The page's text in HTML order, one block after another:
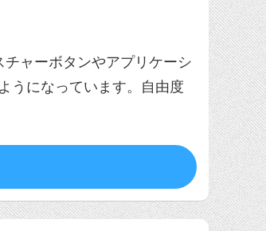
ャーボタンやアプリケーシ
うになっています。自由度